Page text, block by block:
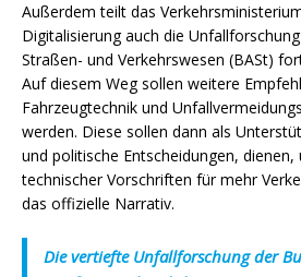
Außerdem teilt das
Digitalisierung auch die
Straßen- und Verkehrswesen (BASt)
Auf diesem Weg sollen weitere
Fahrzeugtechnik und
werden. Diese sollen dann als
und politische Entscheidungen,
technischer Vorschriften für mehr
das offizielle Narrativ.
Die vertiefte Unfallforschung der